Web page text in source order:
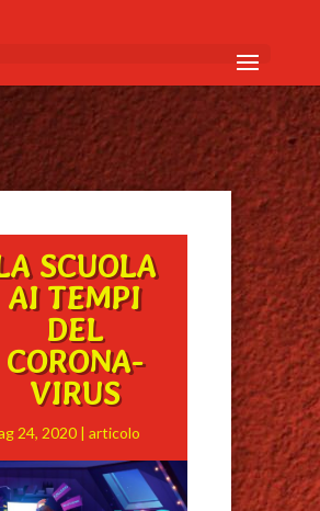
SCUOLA
AI TEMPI
DEL
CORONA-
VIRUS
24, 2020| articolo